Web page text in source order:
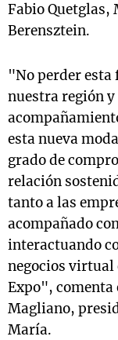
Fabio Quetglas,
Berensztein.
"No perder
nuestra región
esta nueva
grado de
relación
tanto a las
acompañado
interactuando
negocios virtual
Expo", comenta
Magliano,
María.